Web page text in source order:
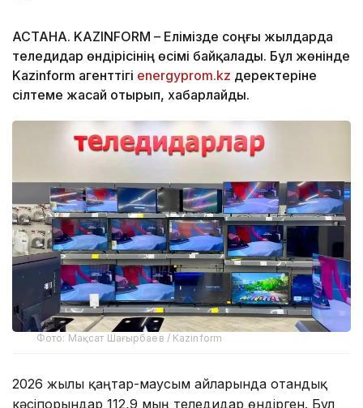
АСТАНА. KAZINFORM – Елімізде соңғы жылдарда
теледидар өндірісінің өсімі байқалады. Бұл жөнінде
Kazinform агенттігі energyprom.kz деректеріне
сілтеме жасай отырып, хабарлайды.
Фото: Мақсат Шағырбаев / Kazinform
2026 жылы қаңтар-маусым айларында отандық
кәсіпорындар 112,9 мың теледидар өндірген. Бұл